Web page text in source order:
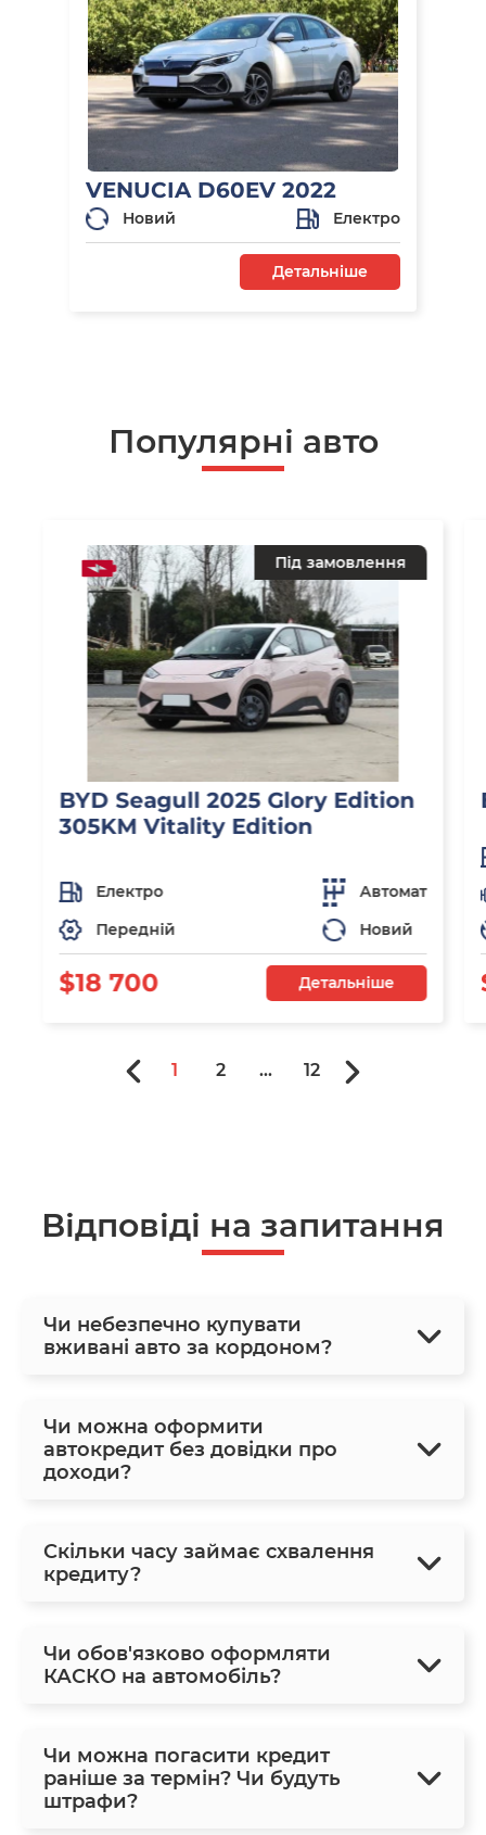
VENUCIA D60EV 2022
Новий Електро
Детальніше
Популярні авто
Під замовлення
BYD Seagull 2025 Glory Edition
305KM Vitality Edition
Електро
Автомат
Передній
Новий
$18 700 Детальніше
1 2 ... 12
Відповіді на запитання
Чи небезпечно купувати
вживані авто за кордоном?
Чи можна оформити
автокредит без довідки про
доходи?
Скільки часу займає схвалення
кредиту?
Чи обов'язково оформляти
КАСКО на автомобіль?
Чи можна погасити кредит
раніше за термін? Чи будуть
штрафи?